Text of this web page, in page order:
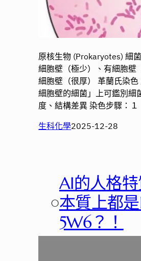
原核生物 (Prokaryotes) 細
細胞壁（極少）、有細胞壁
細胞壁（很厚） 革蘭氏染色
細胞壁的細菌」上可鑑別細
度、結構差異 染色步驟：
生科化學2025-12-28
○
AI的人格特
本質上都是
5W6？！